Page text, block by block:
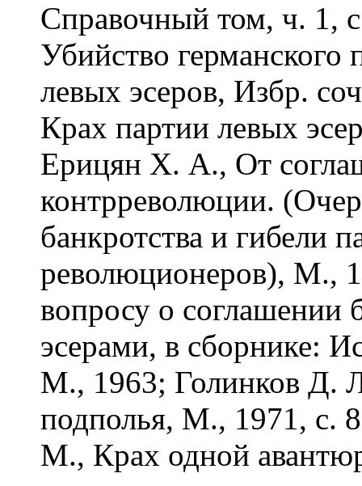
Справочный том, ч. 1,
Убийство германского
левых эсеров, Избр.
Крах партии левых
Ерицян Х. А., От
контрреволюции.
банкротства и гибели
революционеров), М.,
вопросу о соглашении
эсерами, в сборнике:
М., 1963; Голинков Д.
подполья, М., 1971,
М., Крах одной